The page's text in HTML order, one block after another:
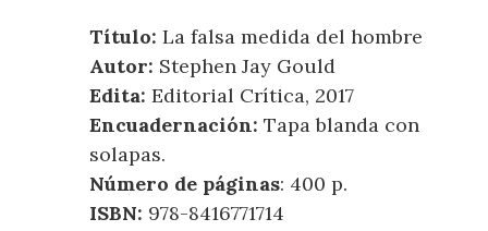
Título: La falsa medida del hombre
Autor: Stephen Jay Gould
Edita: Editorial Crítica, 2017
Encuadernación: Tapa blanda con
solapas.
Número de páginas: 400 p.
ISBN: 978-8416771714